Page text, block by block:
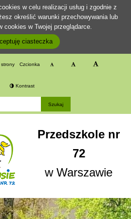
w celu realizacji usług i zgodnie z
określić warunki przechowywania lub
cookies w Twojej przeglądarce.
ciasteczka
Czcionka
Kontrast
Przedszkole nr
72
w Warszawie